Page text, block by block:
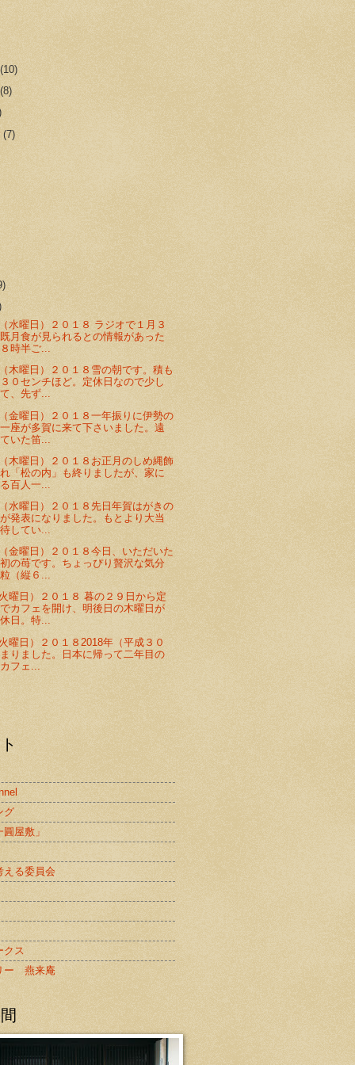
(10)
(8)
(7)
水曜日）２０１８ ラジオで１月３
月食が見られるとの情報があった
時半ご...
木曜日）２０１８雪の朝です。積も
０センチほど。定休日なので少し
、先ず...
金曜日）２０１８一年振りに伊勢の
座が多賀に来て下さいました。遠
いた笛...
木曜日）２０１８お正月のしめ縄飾
「松の内」も終りましたが、家に
百人一...
水曜日）２０１８先日年賀はがきの
発表になりました。もとより大当
してい...
金曜日）２０１８今日、いただいた
の苺です。ちょっぴり贅沢な気分
（縦６...
曜日）２０１８ 暮の２９日から定
カフェを開け、明後日の木曜日が
日。特...
曜日）２０１８2018年（平成３０
りました。日本に帰って二年目の
フェ...
グ
屋敷」
える委員会
クス
ー 燕来庵